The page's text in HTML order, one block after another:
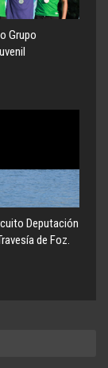
Grupo
Deputación
de Foz.